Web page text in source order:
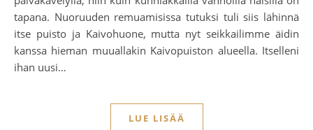
tapana. Nuoruuden remuamisissa tutuksi tuli siis lähinnä
itse puisto ja Kaivohuone, mutta nyt seikkailimme äidin
kanssa hieman muuallakin Kaivopuiston alueella. Itselleni
ihan uusi…
LUE LISÄÄ